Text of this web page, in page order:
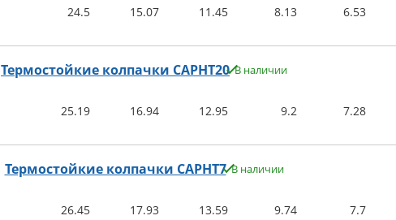
24.5 15.07 11.45 8.13 6.53
Термостойкие колпачки CAPHT20 В наличии
25.19 16.94 12.95 9.2 7.28
Термостойкие колпачки CAPHT7 В наличии
26.45 17.93 13.59 9.74 7.7